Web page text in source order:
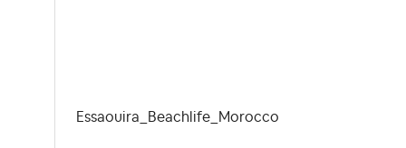
Essaouira_Beachlife_Morocco